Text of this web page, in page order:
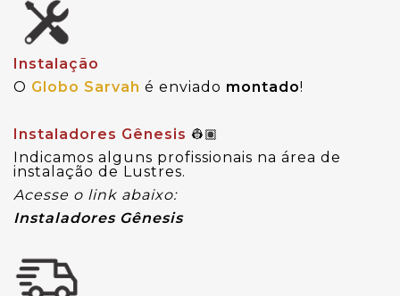
Instalação
O Globo Sarvah é enviado montado!
Instaladores Gênesis 👷🏽
Indicamos alguns profissionais na área de
instalação de Lustres.
Acesse o link abaixo:
Instaladores Gênesis